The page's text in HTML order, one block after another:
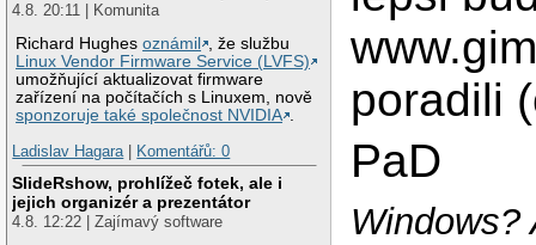
4.8. 20:11 | Komunita
Richard Hughesoznámil
, že službu
Linux Vendor Firmware Service (LVFS)
umožňující aktualizovat firmware
zařízení na počítačích s Linuxem, nově
sponzoruje také společnost NVIDIA .
Ladislav Hagara| Komentářů: 0
SlideRshow, prohlížeč fotek, ale i
jejich organizér a prezentátor
4.8. 12:22 | Zajímavý software
poradili
PaD